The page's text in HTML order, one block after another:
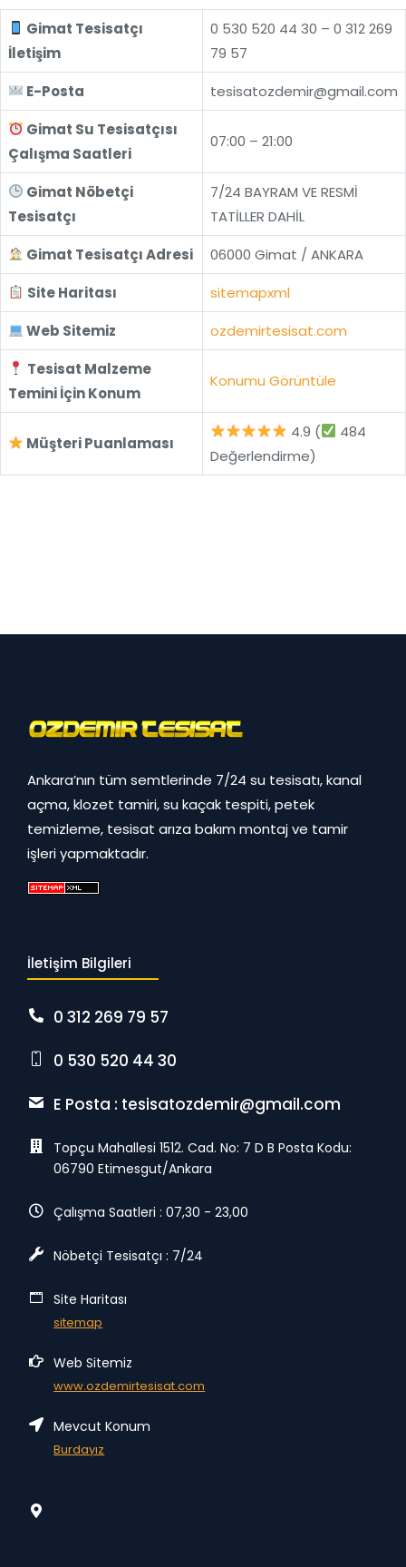
Gimat Tesisatçı
İletişim
0 530 520 44 30 – 0 312 269
79 57
E-Posta
tesisatozdemir@gmail.com
Gimat Su Tesisatçısı
Çalışma Saatleri
07:00 – 21:00
Gimat Nöbetçi
Tesisatçı
7/24 BAYRAM VE RESMİ
TATİLLER DAHİL
Gimat Tesisatçı Adresi
06000 Gimat / ANKARA
Site Haritası
sitemapxml
Web Sitemiz
ozdemirtesisat.com
Tesisat Malzeme
Temini İçin Konum
Konumu Görüntüle
Müşteri Puanlaması
4.9 (
484
Değerlendirme)
Ankara’nın tüm semtlerinde 7/24 su tesisatı, kanal
açma, klozet tamiri, su kaçak tespiti, petek
temizleme, tesisat arıza bakım montaj ve tamir
işleri yapmaktadır.
İletişim Bilgileri
0 312 269 79 57
0 530 520 44 30
E Posta : tesisatozdemir@gmail.com
Topçu Mahallesi 1512. Cad. No: 7 D B Posta Kodu:
06790 Etimesgut/Ankara
Çalışma Saatleri : 07,30 - 23,00
Nöbetçi Tesisatçı : 7/24
Site Haritası
sitemap
Web Sitemiz
www.ozdemirtesisat.com
Mevcut Konum
Burdayız